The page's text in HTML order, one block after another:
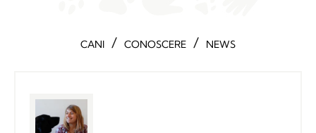
CANI / CONOSCERE / NEWS